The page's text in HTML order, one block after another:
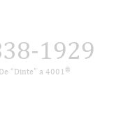
1929
De “Dinte” a 4001®